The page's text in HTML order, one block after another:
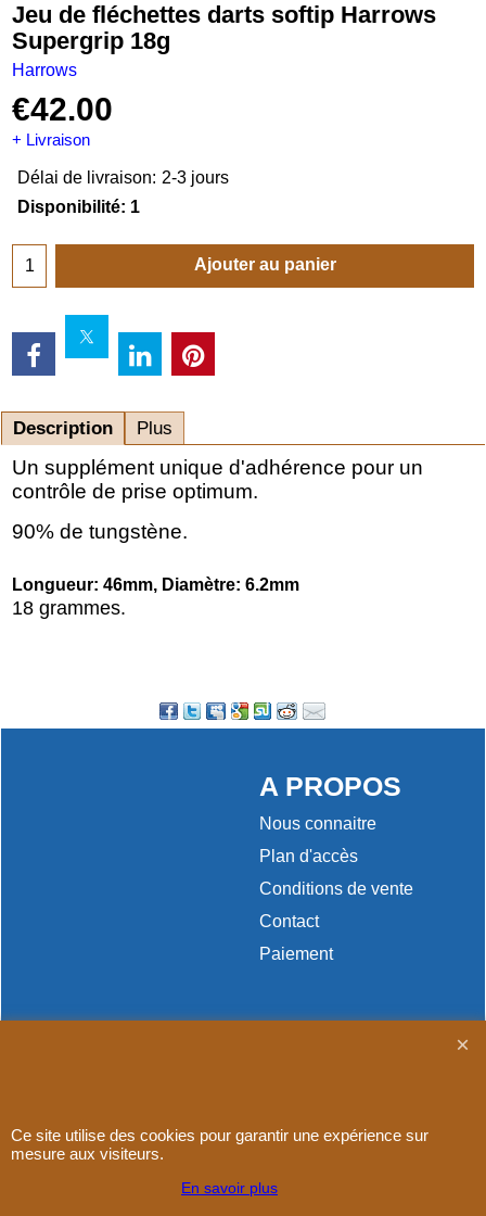
Jeu de fléchettes darts softip Harrows
Supergrip 18g
Harrows
€42.00
+ Livraison
Délai de livraison: 2-3 jours
Disponibilité: 1
Ajouter au panier
Description Plus
Un supplément unique d'adhérence pour un
contrôle de prise optimum.
90% de tungstène.
Longueur: 46mm, Diamètre: 6.2mm
18 grammes.
A PROPOS
Nous connaitre
Plan d'accès
Conditions de vente
Contact
Paiement
Ce site utilise des cookies pour garantir une expérience sur
mesure aux visiteurs.
En savoir plus